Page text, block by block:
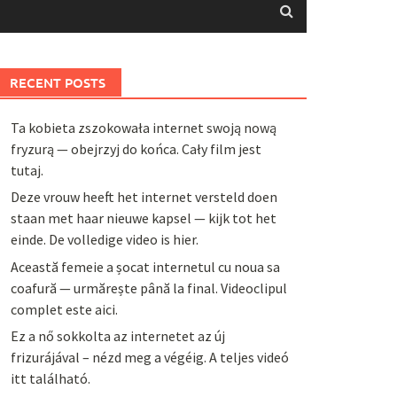
RECENT POSTS
Ta kobieta zszokowała internet swoją nową
fryzurą — obejrzyj do końca. Cały film jest
tutaj.
Deze vrouw heeft het internet versteld doen
staan met haar nieuwe kapsel — kijk tot het
einde. De volledige video is hier.
Această femeie a șocat internetul cu noua sa
coafură — urmărește până la final. Videoclipul
complet este aici.
Ez a nő sokkolta az internetet az új
frizurájával – nézd meg a végéig. A teljes videó
itt található.